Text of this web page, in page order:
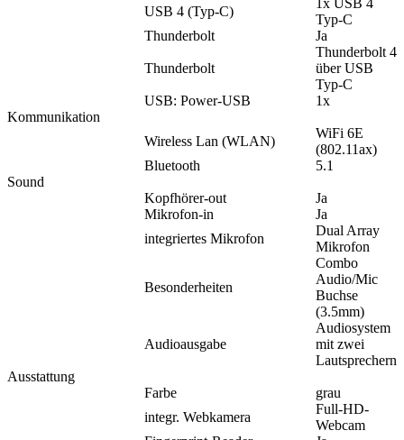
USB 4 (Typ-C)
Typ-C
Thunderbolt
Ja
Thunderbolt
Thunderbolt 4
über USB
Typ-C
USB: Power-USB
1x
Kommunikation
Wireless Lan (WLAN)
WiFi 6E
(802.11ax)
Bluetooth
5.1
Sound
Kopfhörer-out
Ja
Mikrofon-in
Ja
integriertes Mikrofon
Dual Array
Mikrofon
Besonderheiten
Combo
Audio/Mic
Buchse
(3.5mm)
Audioausgabe
Audiosystem
mit zwei
Lautsprechern
Ausstattung
Farbe
grau
integr. Webkamera
Full-HD-
Webcam